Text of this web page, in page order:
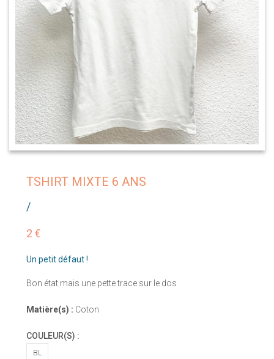
TSHIRT MIXTE 6 ANS
/
2 €
Un petit défaut !
Bon état mais une pette trace sur le dos
Matière(s) : Coton
COULEUR(S) :
BL